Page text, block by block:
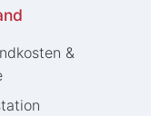
&